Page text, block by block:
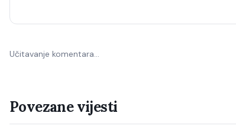
Učitavanje komentara…
Povezane vijesti